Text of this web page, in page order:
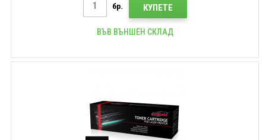
бр. КУПЕТЕ
ВЪВ ВЪНШЕН СКЛАД